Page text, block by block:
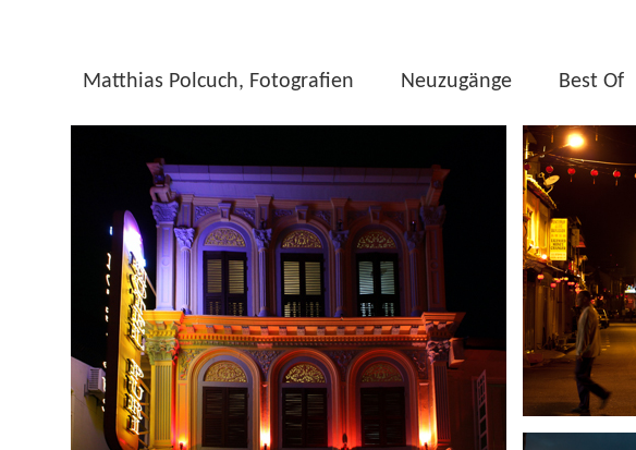
Matthias Polcuch, Fotografien Neuzugänge Best Of